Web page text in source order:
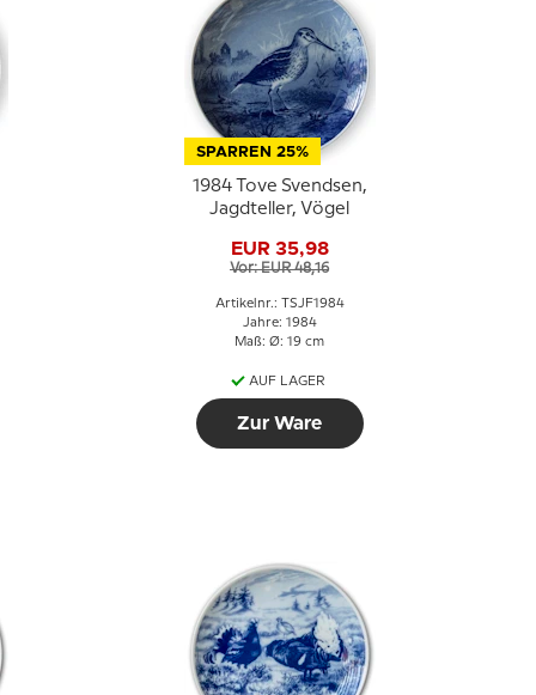
SPARREN 25%
1984 Tove Svendsen,
Jagdteller, Vögel
EUR 35,98
Vor: EUR 48,16
Artikelnr.: TSJF1984
Jahre: 1984
Maß: Ø: 19 cm
AUF LAGER
Zur Ware